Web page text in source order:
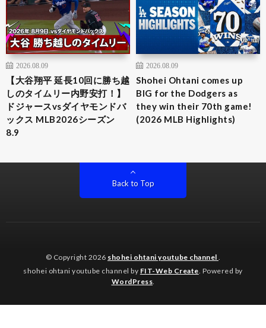
2026.08.09
【大谷翔平 延長10回に勝ち越
しのタイムリー内野安打！】
ドジャースvsダイヤモンドバ
ックス MLB2026シーズン
8.9
2026.08.09
Shohei Ohtani comes up
BIG for the Dodgers as
they win their 70th game!
(2026 MLB Highlights)
Back to Top
© Copyright 2026 shohei ohtani youtube channel
shohei ohtani youtube channel by FIT-Web Create . Powered by
WordPress